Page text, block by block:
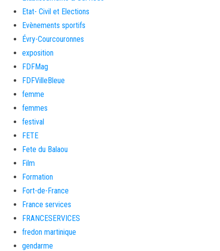
Etat- Civil et Elections
Evènements sportifs
Évry-Courcouronnes
exposition
FDFMag
FDFVilleBleue
femme
femmes
festival
FETE
Fete du Balaou
Film
Formation
Fort-de-France
France services
FRANCESERVICES
fredon martinique
gendarme